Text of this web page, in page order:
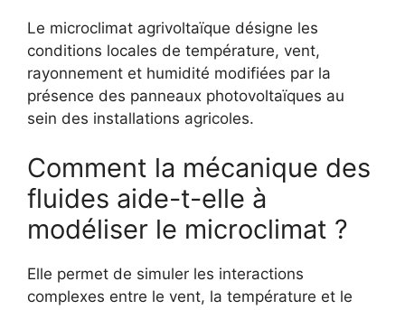
Le microclimat agrivoltaïque désigne les
conditions locales de température, vent,
rayonnement et humidité modifiées par la
présence des panneaux photovoltaïques au
sein des installations agricoles.
Comment la mécanique des
fluides aide-t-elle à
modéliser le microclimat ?
Elle permet de simuler les interactions
complexes entre le vent, la température et le